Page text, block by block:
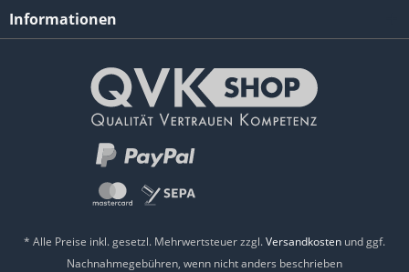
Informationen
* Alle Preise inkl. gesetzl. Mehrwertsteuer zzgl.Versandkosten und ggf.
Nachnahmegebühren, wenn nicht anders beschrieben